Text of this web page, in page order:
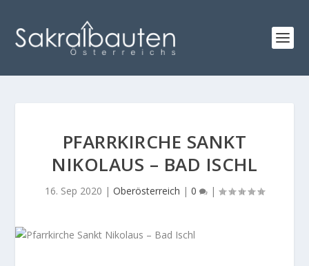
PFARRKIRCHE SANKT
NIKOLAUS – BAD ISCHL
16. Sep 2020 | Oberösterreich | 0 |